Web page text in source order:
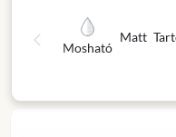
Mosható
Matt